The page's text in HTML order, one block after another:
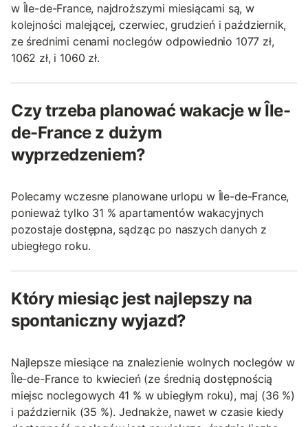
w Île-de-France, najdroższymi miesiącami są, w
kolejności malejącej, czerwiec, grudzień i październik,
ze średnimi cenami noclegów odpowiednio 1077 zł,
1062 zł, i 1060 zł.
Czy trzeba planować wakacje w Île-
de-France z dużym
wyprzedzeniem?
Polecamy wczesne planowane urlopu w Île-de-France,
ponieważ tylko 31 % apartamentów wakacyjnych
pozostaje dostępna, sądząc po naszych danych z
ubiegłego roku.
Który miesiąc jest najlepszy na
spontaniczny wyjazd?
Najlepsze miesiące na znalezienie wolnych noclegów w
Île-de-France to kwiecień (ze średnią dostępnością
miejsc noclegowych 41 % w ubiegłym roku), maj (36 %)
i październik (35 %). Jednakże, nawet w czasie kiedy